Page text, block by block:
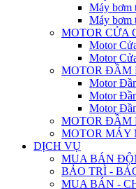
Máy bơm
Máy bơm
MOTOR CỬA
Motor
Motor
MOTOR ĐẦM
Motor
Motor
Motor
MOTOR ĐẦM
MOTOR MÁY
DỊCH VỤ
MUA BÁN
BẢO TRÌ -
MUA BÁN -